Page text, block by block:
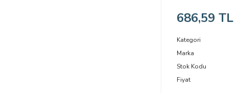
686,59 TL
Kategori
Marka
Stok Kodu
Fiyat